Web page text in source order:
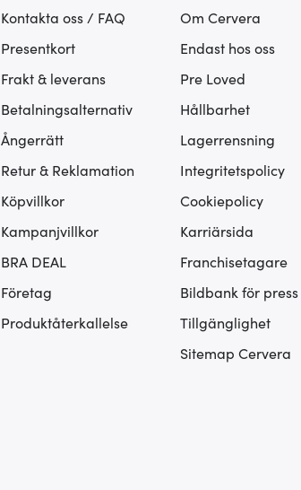
Kontakta oss / FAQ
Presentkort
Frakt & leverans
Betalningsalternativ
Ångerrätt
Retur & Reklamation
Köpvillkor
Kampanjvillkor
BRA DEAL
Företag
Produktåterkallelse
Om Cervera
Endast hos oss
Pre Loved
Hållbarhet
Lagerrensning
Integritetspolicy
Cookiepolicy
Karriärsida
Franchisetagare
Bildbank för press
Tillgänglighet
Sitemap Cervera